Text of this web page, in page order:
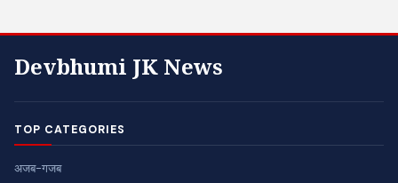
Devbhumi JK News
TOP CATEGORIES
अजब-गजब